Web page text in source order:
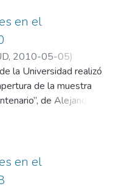
en el
, 2010-05-05)
la Universidad realizó
de la muestra
de Alejandro
en el